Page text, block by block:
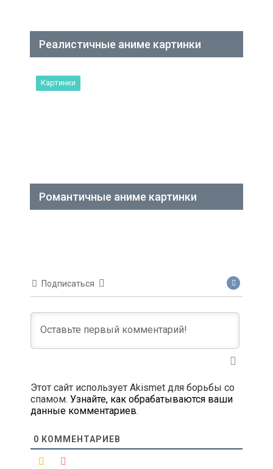
Реалистичные аниме картинки
Картинки
Романтичные аниме картинки
Подписаться
Этот сайт использует Akismet для борьбы со
спамом. Узнайте, как обрабатываются ваши
данные комментариев.
0 КОММЕНТАРИЕВ